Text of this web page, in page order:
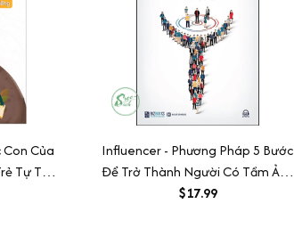
Của
Tự Tin
Long
Influencer - Phương Pháp 5 Bước
Để Trở Thành Người Có Tầm Ảnh
Hưởng Nhất Trong Lĩnh Vực Của
$17.99